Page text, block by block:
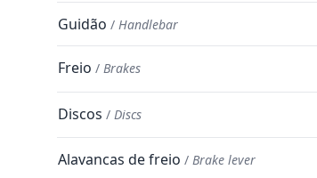
Guidão / Handlebar
Freio / Brakes
Discos / Discs
Alavancas de freio / Brake lever